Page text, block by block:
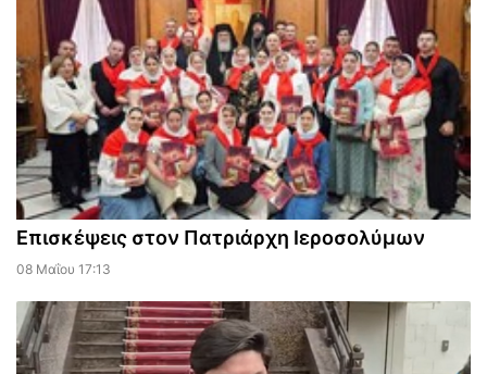
Επισκέψεις στον Πατριάρχη Ιεροσολύμων
08 Μαΐου 17:13